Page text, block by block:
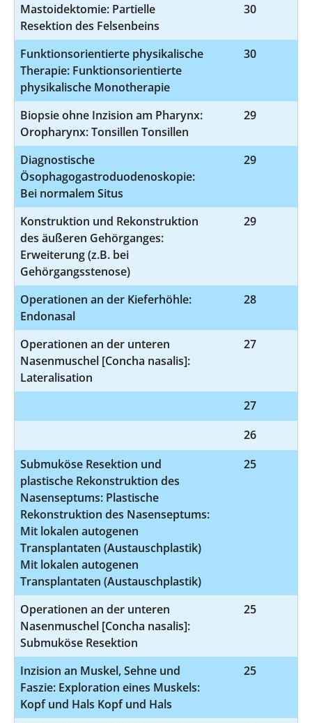
Mastoidektomie: Partielle
Resektion des Felsenbeins
30
Funktionsorientierte physikalische
Therapie: Funktionsorientierte
physikalische Monotherapie
30
Biopsie ohne Inzision am Pharynx:
Oropharynx: Tonsillen Tonsillen
29
Diagnostische
Ösophagogastroduodenoskopie:
Bei normalem Situs
29
Konstruktion und Rekonstruktion
des äußeren Gehörganges:
Erweiterung (z.B. bei
Gehörgangsstenose)
29
Operationen an der Kieferhöhle:
Endonasal
28
Operationen an der unteren
Nasenmuschel [Concha nasalis]:
Lateralisation
27
27
26
Submuköse Resektion und
plastische Rekonstruktion des
Nasenseptums: Plastische
Rekonstruktion des Nasenseptums:
Mit lokalen autogenen
Transplantaten (Austauschplastik)
Mit lokalen autogenen
Transplantaten (Austauschplastik)
25
Operationen an der unteren
Nasenmuschel [Concha nasalis]:
Submuköse Resektion
25
Inzision an Muskel, Sehne und
Faszie: Exploration eines Muskels:
Kopf und Hals Kopf und Hals
25